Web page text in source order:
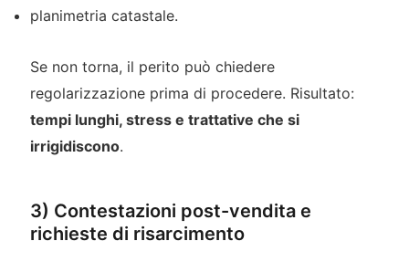
planimetria catastale.
Se non torna, il perito può chiedere
regolarizzazione prima di procedere. Risultato:
tempi lunghi, stress e trattative che si
irrigidiscono.
3) Contestazioni post-vendita e
richieste di risarcimento